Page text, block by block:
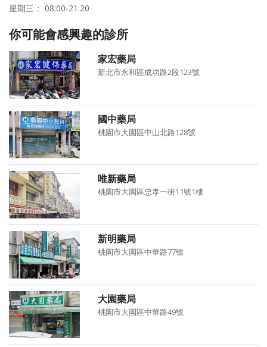
星期三： 08:00-21:20
你可能會感興趣的診所
家宏藥局
新北市永和區成功路2段123號
國中藥局
桃園市大園區中山北路128號
唯新藥局
桃園市大園區忠孝一街11號1樓
新明藥局
桃園市大園區中華路77號
大園藥局
桃園市大園區中華路49號